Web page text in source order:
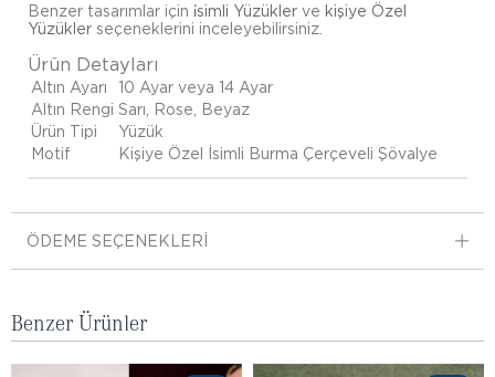
Benzer tasarımlar için i̇simli Yüzükler ve kişiye Özel
Yüzükler seçeneklerini inceleyebilirsiniz.
Ürün Detayları
Altın Ayarı
10 Ayar veya 14 Ayar
Altın Rengi Sarı, Rose, Beyaz
Ürün Tipi
Yüzük
Motif
Kişiye Özel İsimli Burma Çerçeveli Şövalye
ÖDEME SEÇENEKLERI
Benzer Ürünler